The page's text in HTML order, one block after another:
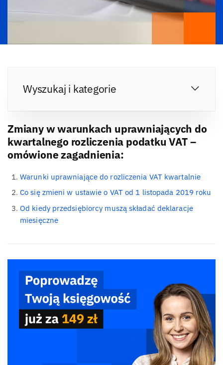
Wyszukaj i kategorie
Zmiany w warunkach uprawniających do
kwartalnego rozliczenia podatku VAT –
omówione zagadnienia:
Warunki uprawniające do rozliczenia VAT kwartalnie
Co się zmieni w ustawie o VAT od 1 listopada 2019 roku
Od kiedy przedsiębiorcy muszą składać deklaracje
miesięczne